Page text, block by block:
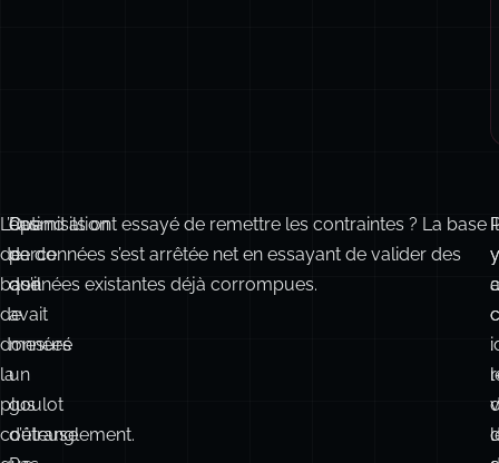
L’optimisation
de
base
de
données
la
plus
coûteuse
Pas
parce
qu’il
avait
mesuré
un
goulot
d’étranglement.
Quand ils ont essayé de remettre les contraintes ? La base
de données s’est arrêtée net en essayant de valider des
données existantes déjà corrompues.
Il
y
a
y
: